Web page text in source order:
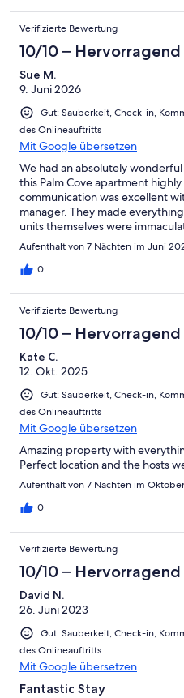
NUR 3 SCHLAFZIMMER
& STUDIO ALONE (Anfrage an
PREISE FÜR 2018/2019
NEBENSAISON
VIER SCHLAFZIMMER
Sieben Nächte plus - 525 USD pro
DREI SCHLAFZIMMER
Sieben Nächte plus - 475 US-
Vier bis sechs Nächte - 525 US-
Studio Spa-Zimmer. Bei
Nächte)
Sieben Nächte plus - 250 US-
Vier bis sechs Nächte - 275 US-
PEAK SEASONS 2018/2019
Daten einschließlich der
30/03/2018 - 15/04/2018
29/06/2018 - 15/07/2018
21/09/2018 - 06/10/2018
21/12/2018 - 31/01/2019
05/04/2019 - 28/04/2019
28/06/2019 - 14/07/2019
20/09/2019 - 06/10/2019
Sieben Nächte plus - 575 $ pro
Vier bis sechs Nächte - 600 Dollar
DREI SCHLAFZIMMER
Sieben Nächte plus - 525 USD pro
Vier bis sechs Nächte - 575 US-
Studio Spa-Zimmer. Bei
Nächte)
Verifizierte Bewertung
10/10 – Hervorragend
Sue M.
9. Juni 2026
Gut: Sauberkeit, Check-in,
des Onlineauftritts
Mit Google übersetzen
We had an absolutely
this Palm Cove apartment
communication was excellent
manager. They made
units themselves were
were fantastic. We were also
very much appreciated and
be booking here again for our
we highly recommend it to
getaway!
Aufenthalt von 7 Nächten im Juni
0
Verifizierte Bewertung
10/10 – Hervorragend
Kate C.
12. Okt. 2025
Gut: Sauberkeit, Check-in,
des Onlineauftritts
Mit Google übersetzen
Amazing property with
Perfect location and the hosts
Aufenthalt von 7 Nächten im
0
Verifizierte Bewertung
10/10 – Hervorragend
David N.
26. Juni 2023
Gut: Sauberkeit, Check-in,
des Onlineauftritts
Mit Google übersetzen
Fantastic Stay